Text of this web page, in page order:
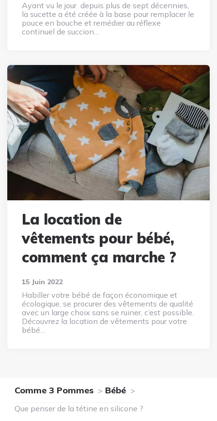
Ayant vu le jour depuis plus de sept décennies,
la sucette a été créée à la base pour remplacer le
pouce en bouche et remédier au réflexe
continuel de succion…
La location de
vêtements pour bébé,
comment ça marche ?
15 Juin 2022
Habiller votre bébé de façon économique et
écologique, se procurer des vêtements de qualité
avec un large choix sans se ruiner, c’est possible.
Découvrez la location de vêtements pour votre
bébé…
Comme 3 Pommes Bébé
Que penser de la tétine en silicone ?